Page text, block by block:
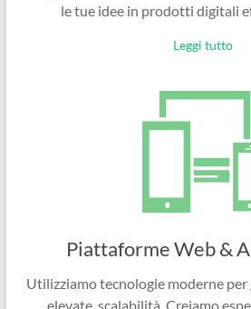
le tue idee in prodotti digitali
Leggi tutto
Piattaforme Web &
Utilizziamo tecnologie moderne
elevate, scalabilità. Creiamo